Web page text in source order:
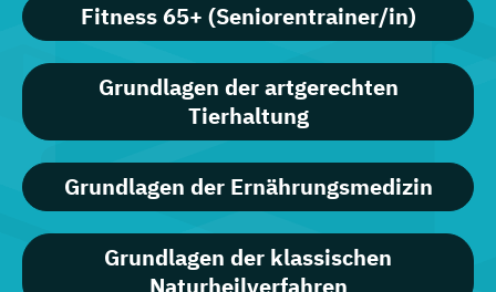
Fitness 65+ (Seniorentrainer/in)
Grundlagen der artgerechten
Tierhaltung
Grundlagen der Ernährungsmedizin
Grundlagen der klassischen